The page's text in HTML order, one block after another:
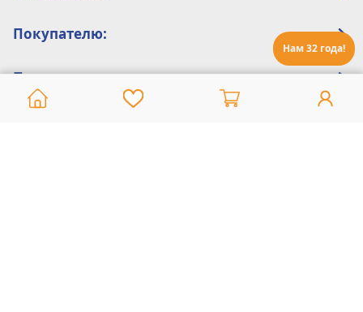
Нам 32 года!
Покупателю:
Помощь: